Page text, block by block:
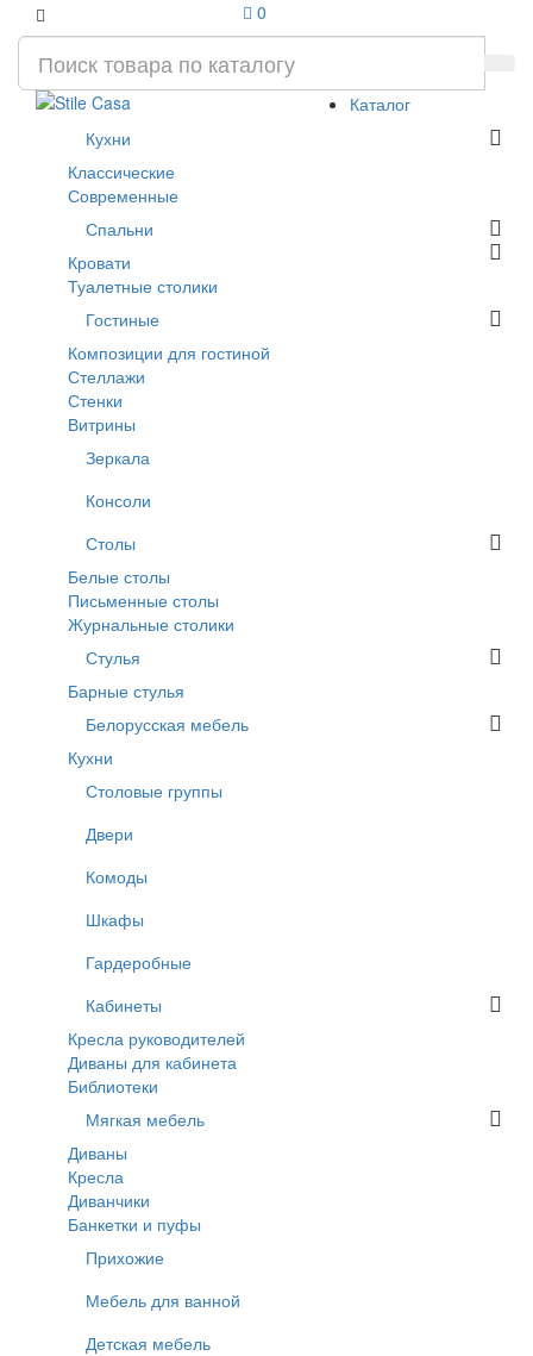
0
Каталог
Кухни
Классические
Современные
Спальни
Кровати
Туалетные столики
Гостиные
Композиции для гостиной
Стеллажи
Стенки
Витрины
Зеркала
Консоли
Столы
Белые столы
Письменные столы
Журнальные столики
Стулья
Барные стулья
Белорусская мебель
Кухни
Столовые группы
Двери
Комоды
Шкафы
Гардеробные
Кабинеты
Кресла руководителей
Диваны для кабинета
Библиотеки
Мягкая мебель
Диваны
Кресла
Диванчики
Банкетки и пуфы
Прихожие
Мебель для ванной
Детская мебель